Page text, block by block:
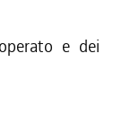
e dei